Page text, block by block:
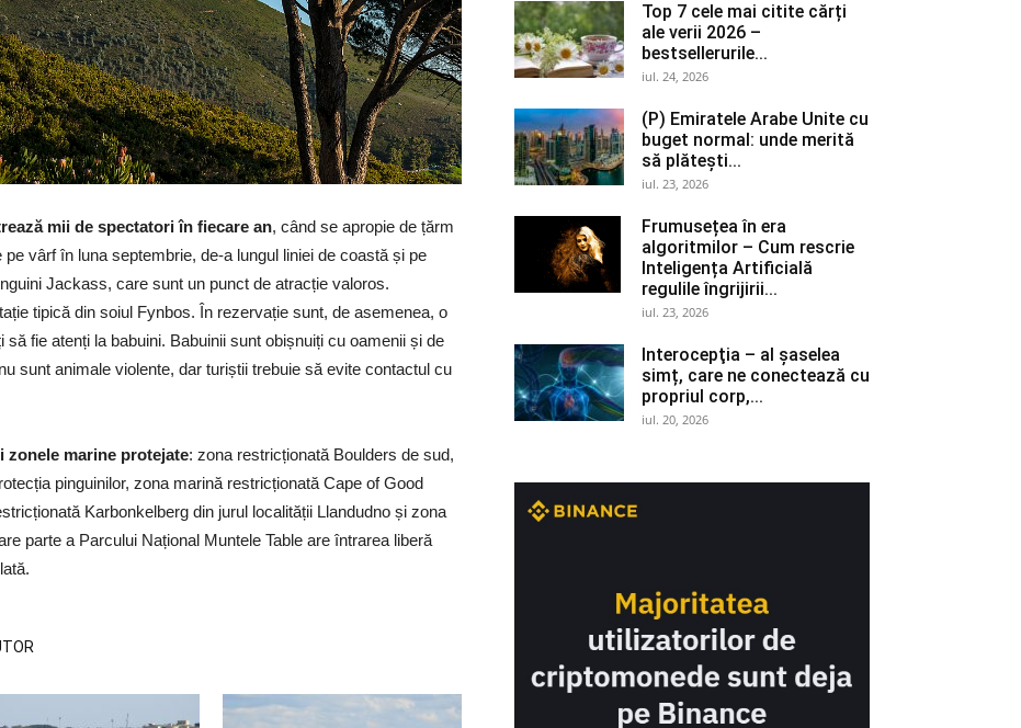
mii de spectatori în fiecare an, când se apropie de țărm
vârf în luna septembrie, de-a lungul liniei de coastă și pe
Jackass, care sunt un punct de atracție valoros.
tipică din soiul Fynbos. În rezervație sunt, de asemenea, o
fie atenți la babuini. Babuinii sunt obișnuiți cu oamenii și de
sunt animale violente, dar turiștii trebuie să evite contactul cu
zonele marine protejate: zona restricționată Boulders de sud,
pinguinilor, zona marină restricționată Cape of Good
Karbonkelberg din jurul localității Llandudno și zona
parte a Parcului Național Muntele Table are întrarea liberă
Top 7 cele mai citite cărți
ale verii 2026 –
bestsellerurile...
iul. 24, 2026
(P) Emiratele Arabe Unite cu
buget normal: unde merită
să plătești...
iul. 23, 2026
Frumusețea în era
algoritmilor – Cum rescrie
Inteligența Artificială
regulile îngrijirii...
iul. 23, 2026
Interocepţia – al șaselea
simț, care ne conectează cu
propriul corp,...
iul. 20, 2026